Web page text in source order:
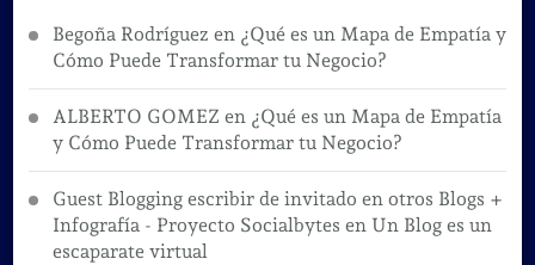
Begoña Rodríguez en ¿Qué es un Mapa de Empatía y
Cómo Puede Transformar tu Negocio?
ALBERTO GOMEZ en ¿Qué es un Mapa de Empatía
y Cómo Puede Transformar tu Negocio?
Guest Blogging escribir de invitado en otros Blogs +
Infografía - Proyecto Socialbytes en Un Blog es un
escaparate virtual